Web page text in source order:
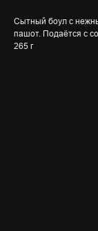
Сытный боул с
пашот. Подаётся с
265 г